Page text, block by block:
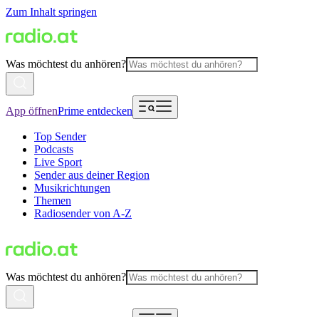
Zum Inhalt springen
Was möchtest du anhören?
App öffnenPrime entdecken
Top Sender
Podcasts
Live Sport
Sender aus deiner Region
Musikrichtungen
Themen
Radiosender von A-Z
Was möchtest du anhören?